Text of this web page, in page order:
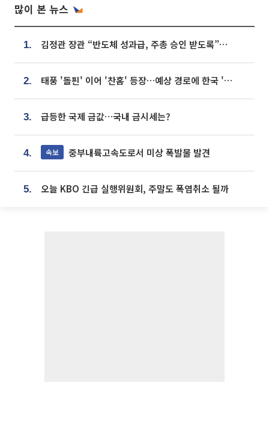
많이 본 뉴스
1. 김정관 장관 “반도체 성과급, 주총 승인 받도록”…상법·자본시장법 개정 시사
2. 태풍 '돌핀' 이어 '찬홈' 등장…예상 경로에 한국 '한숨'
3. 급등한 국제 금값…국내 금시세는?
4. 속보 중부내륙고속도로서 미상 폭발물 발견
5. 오늘 KBO 긴급 실행위원회, 주말도 폭염취소 될까